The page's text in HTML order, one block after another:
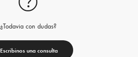
¿Todavia con dudas?
Escribinos una consulta